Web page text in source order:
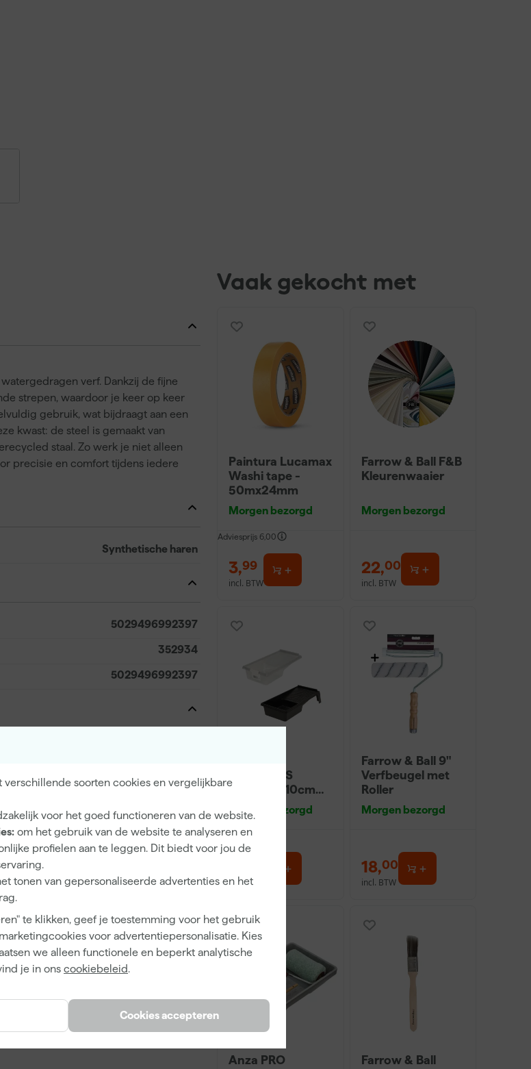
soorten cookies en vergelijkbare
voor het goed functioneren van de website.
om het gebruik van de website te analyseren en
profielen aan te leggen. Dit biedt voor jou de
tonen van gepersonaliseerde advertenties en het
te klikken, geef je toestemming voor het gebruik
voor advertentiepersonalisatie. Kies
we alleen functionele en beperkt analytische
je in ons cookiebeleid.
Cookies accepteren
verf. Dankzij de fijne
strepen, waardoor je keer op keer
gebruik, wat bijdraagt aan een
kwast: de steel is gemaakt van
staal. Zo werk je niet alleen
precisie en comfort tijdens iedere
Synthetische haren
5029496992397
352934
5029496992397
Vaak gekocht met
Paintura Lucamax
Washi tape -
50mx24mm
Morgen bezorgd
Adviesprijs 6,00
3,99
incl. BTW
Farrow & Ball F&B
Kleurenwaaier
Morgen bezorgd
22,00
incl. BTW
Economy S
Verfbak - 10cm
Roller - 15 x 32 cm
+ 5 inzetbakken
Morgen bezorgd
incl. BTW
Farrow & Ball 9"
Verfbeugel met
Roller
Morgen bezorgd
18,00
incl. BTW
Anza PRO
Farrow & Ball